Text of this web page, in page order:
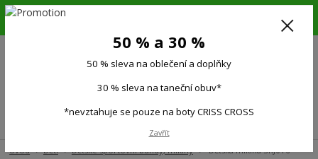
6.-16.8.26. DOVOLENÁ !!! 50 % SLEVA na všechno oblečení a doplňky !!!
(Po-Pá 9:00-15.00)
Úvod Děti Dětské sportovní bundy, mikiny
Dětská mikina SKJ016
50 % a 30 %
50 % sleva na oblečení a doplňky
30 % sleva na taneční obuv*
*nevztahuje se pouze na boty CRISS CROSS
Zavřít